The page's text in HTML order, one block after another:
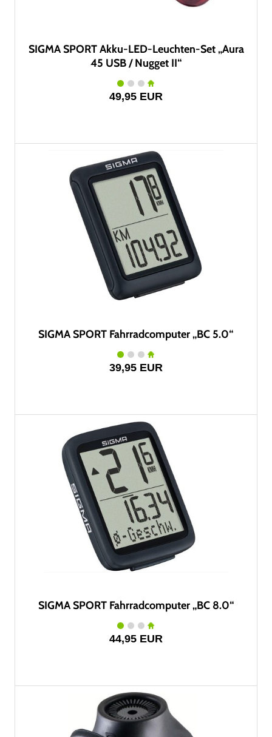
SIGMA SPORT Akku-LED-Leuchten-Set „Aura
45 USB / Nugget II“
49,95 EUR
SIGMA SPORT Fahrradcomputer „BC 5.0“
39,95 EUR
SIGMA SPORT Fahrradcomputer „BC 8.0“
44,95 EUR